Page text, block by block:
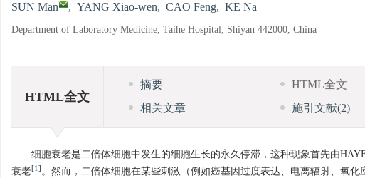
SUN Man , YANG Xiao-wen, CAO Feng, KE Na
Department of Laboratory Medicine, Taihe Hospital, Shiyan 442000, China
HTML全文
摘要 HTML全文
相关文章
施引文献(2)
细胞衰老是二倍体细胞中发生的细胞生长的永久停滞，这种现象首先由
衰老[1] 。然而，二倍体细胞在某些刺激（例如癌基因过度表达、电离辐射、氧